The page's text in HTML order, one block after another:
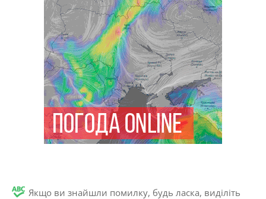
Якщо ви знайшли помилку, будь ласка, виділіть